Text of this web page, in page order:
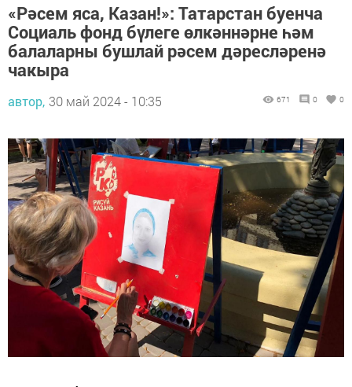
«Рәсем яса, Казан!»: Татарстан буенча
Социаль фонд бүлеге өлкәннәрне һәм
балаларны бушлай рәсем дәресләренә
чакыра
автор, 30 май 2024 - 10:35 671 0 0